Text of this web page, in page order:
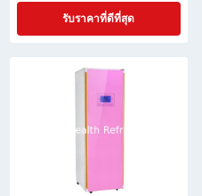
รับราคาที่ดีที่สุด